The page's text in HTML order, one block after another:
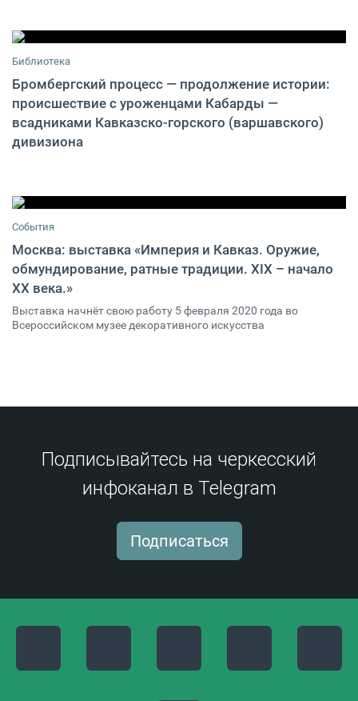
А.С. Мирзоев, А.М. Абаева
Библиотека
Бромбергский процесс — продолжение истории:
происшествие с уроженцами Кабарды —
всадниками Кавказско-горского (варшавского)
дивизиона
05 февраля 2020 10:00 / Москва
События
Москва: выставка «Империя и Кавказ. Оружие,
обмундирование, ратные традиции. XIX – начало
XX века.»
Выставка начнёт свою работу 5 февраля 2020 года во
Всероссийском музее декоративного искусства
Подписывайтесь на черкесский
инфоканал в Telegram
Подписаться